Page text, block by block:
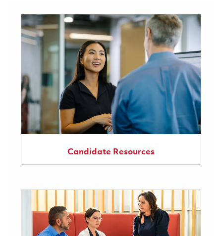
Candidate Resources